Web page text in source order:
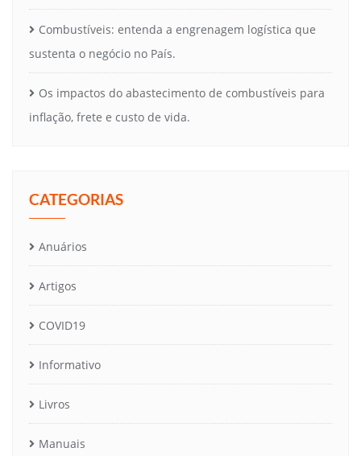
Combustíveis: entenda a engrenagem logística que
sustenta o negócio no País.
Os impactos do abastecimento de combustíveis para
inflação, frete e custo de vida.
CATEGORIAS
Anuários
Artigos
COVID19
Informativo
Livros
Manuais